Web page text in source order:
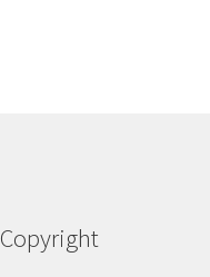
Copyright